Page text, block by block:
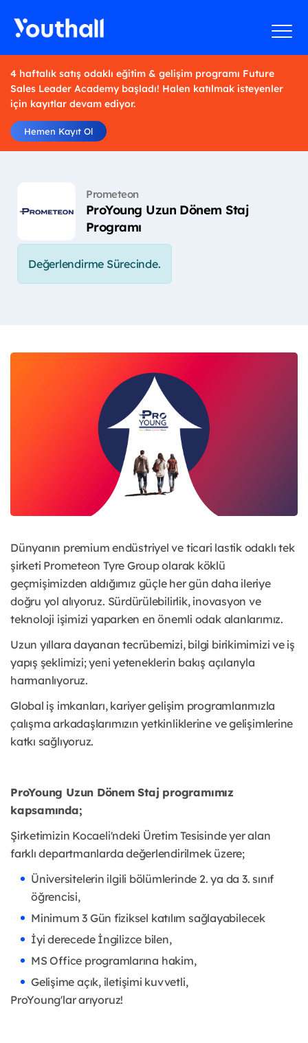
4 haftalık satış odaklı eğitim & gelişim programı Future
Sales Leader Academy başladı! Halen katılmak isteyenler
için kayıtlar devam ediyor.
Hemen Kayıt Ol
Prometeon
ProYoung Uzun Dönem Staj
Programı
Değerlendirme Sürecinde.
Dünyanın premium endüstriyel ve ticari lastik odaklı tek
şirketi Prometeon Tyre Group olarak köklü
geçmişimizden aldığımız güçle her gün daha ileriye
doğru yol alıyoruz. Sürdürülebilirlik, inovasyon ve
teknoloji işimizi yaparken en önemli odak alanlarımız.
Uzun yıllara dayanan tecrübemizi, bilgi birikimimizi ve iş
yapış şeklimizi; yeni yeteneklerin bakış açılarıyla
harmanlıyoruz.
Global iş imkanları, kariyer gelişim programlarımızla
çalışma arkadaşlarımızın yetkinliklerine ve gelişimlerine
katkı sağlıyoruz.
ProYoung Uzun Dönem Staj programımız
kapsamında;
Şirketimizin Kocaeli'ndeki Üretim Tesisinde yer alan
farklı departmanlarda değerlendirilmek üzere;
Üniversitelerin ilgili bölümlerinde 2. ya da 3. sınıf
öğrencisi,
Minimum 3 Gün fiziksel katılım sağlayabilecek
İyi derecede İngilizce bilen,
MS Office programlarına hakim,
Gelişime açık, iletişimi kuvvetli,
ProYoung'lar arıyoruz!